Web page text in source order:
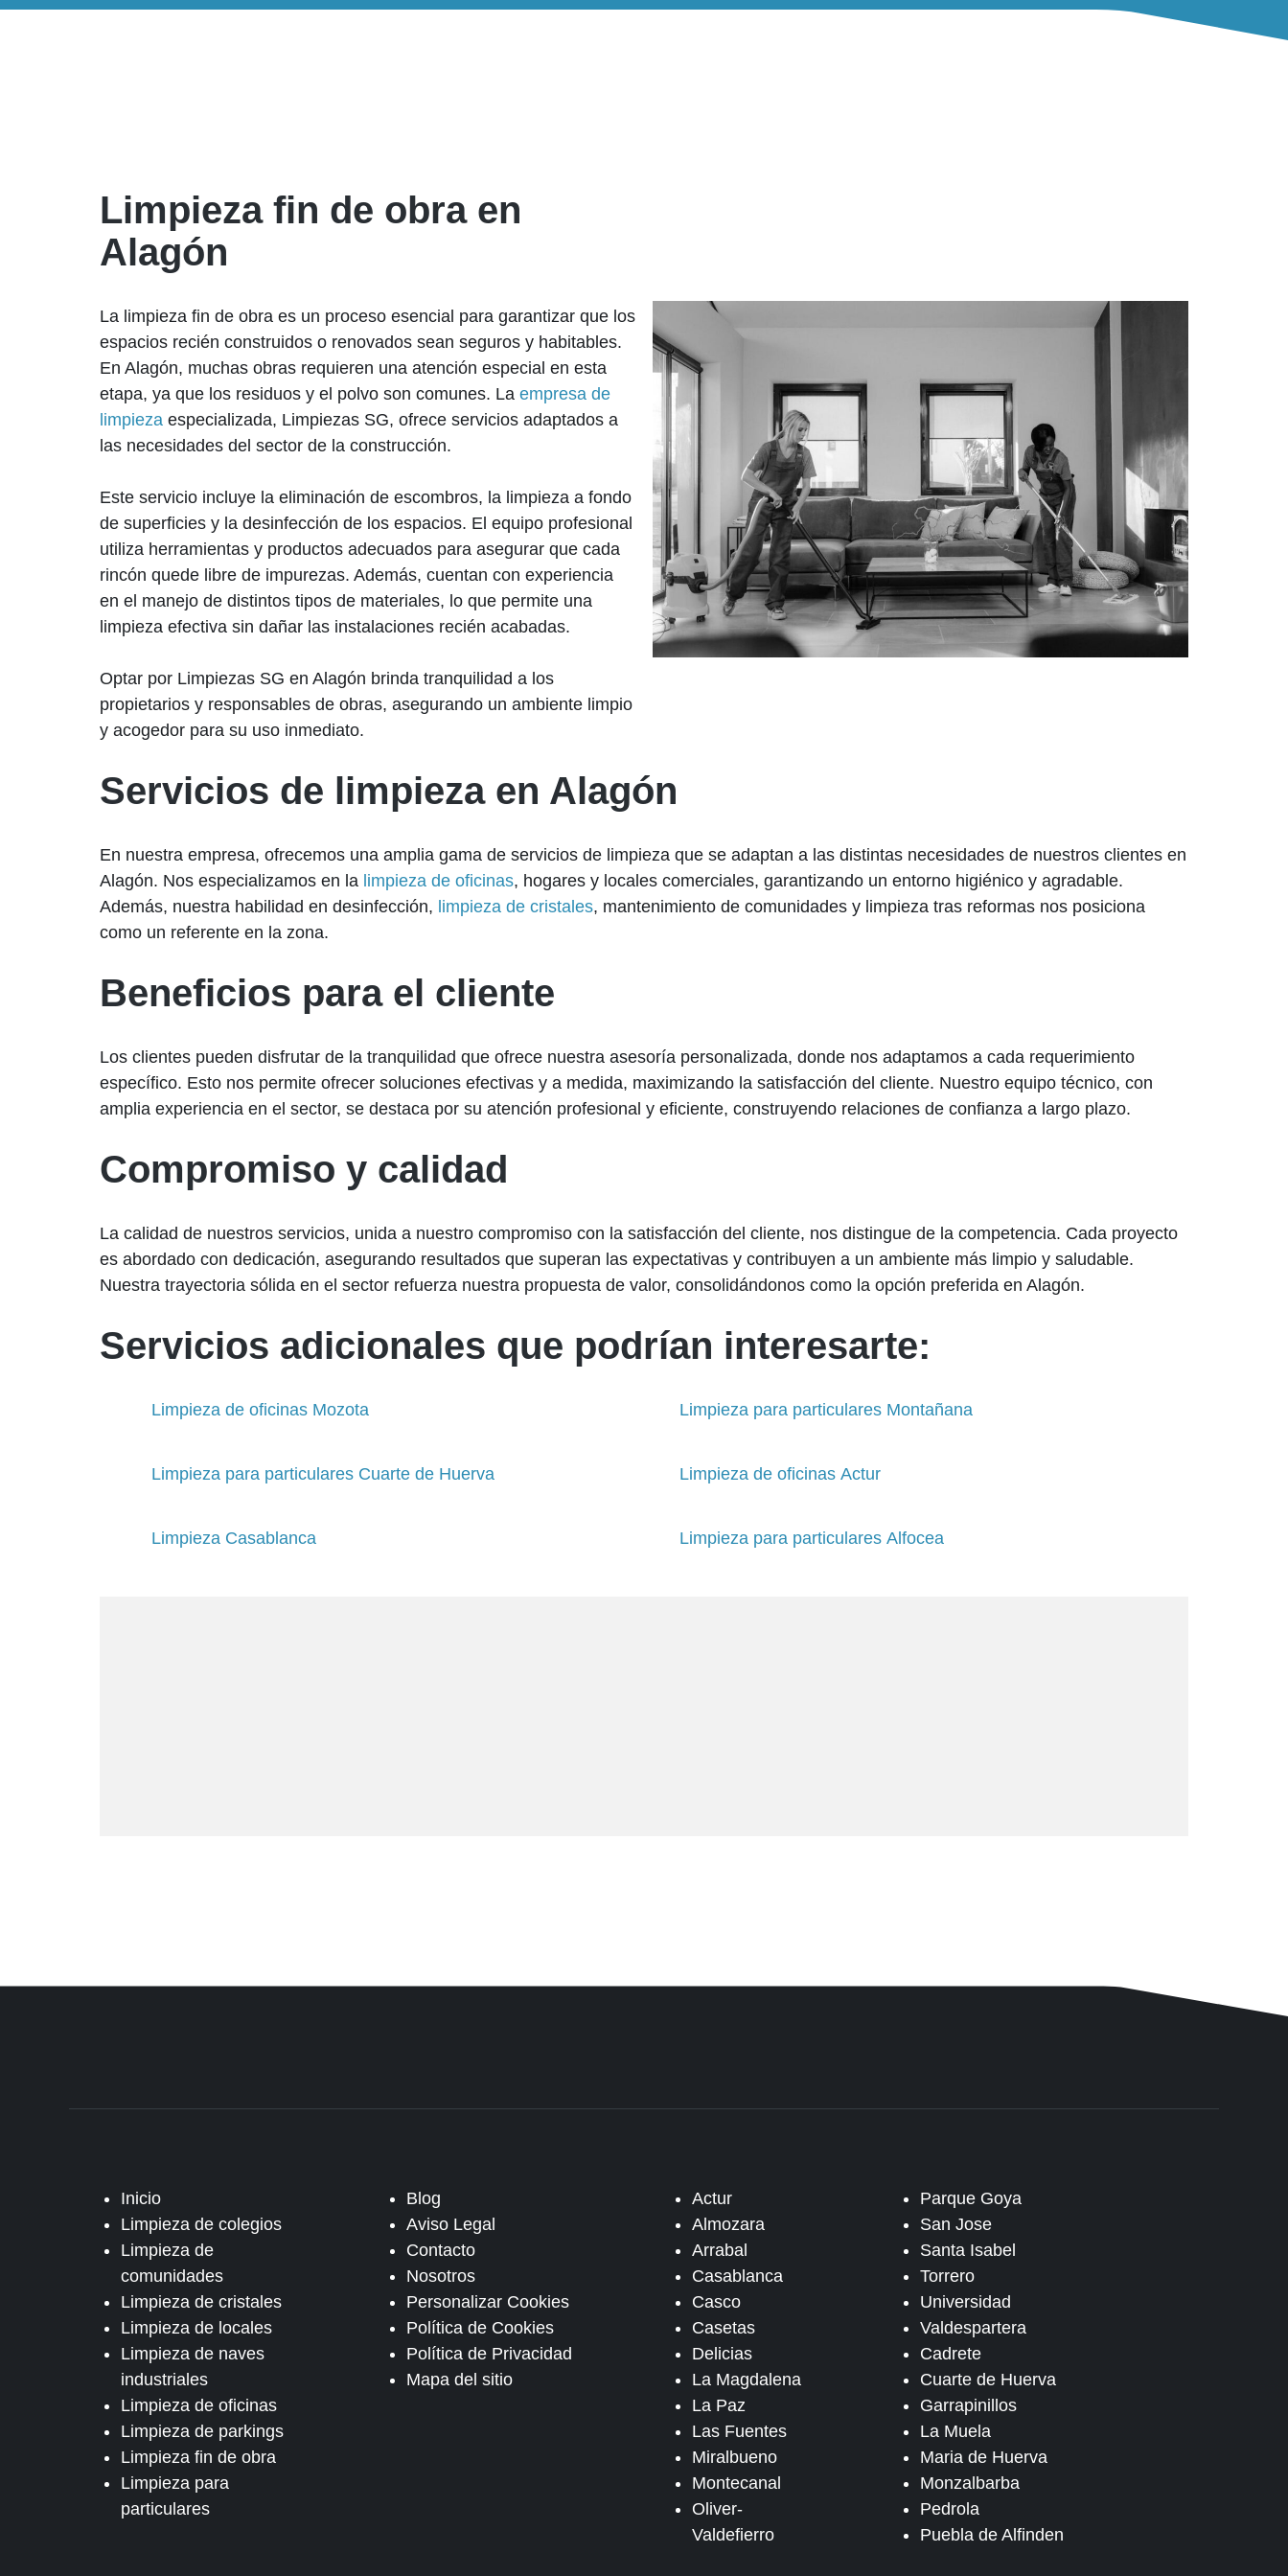
Limpieza fin de obra en
Alagón
La limpieza fin de obra es un proceso esencial para garantizar que los
espacios recién construidos o renovados sean seguros y habitables.
En Alagón, muchas obras requieren una atención especial en esta
etapa, ya que los residuos y el polvo son comunes. La empresa de
limpieza especializada, Limpiezas SG, ofrece servicios adaptados a
las necesidades del sector de la construcción.
Este servicio incluye la eliminación de escombros, la limpieza a fondo
de superficies y la desinfección de los espacios. El equipo profesional
utiliza herramientas y productos adecuados para asegurar que cada
rincón quede libre de impurezas. Además, cuentan con experiencia
en el manejo de distintos tipos de materiales, lo que permite una
limpieza efectiva sin dañar las instalaciones recién acabadas.
Optar por Limpiezas SG en Alagón brinda tranquilidad a los
propietarios y responsables de obras, asegurando un ambiente limpio
y acogedor para su uso inmediato.
Servicios de limpieza en Alagón
En nuestra empresa, ofrecemos una amplia gama de servicios de limpieza que se adaptan a las distintas necesidades de nuestros clientes en
Alagón. Nos especializamos en la limpieza de oficinas, hogares y locales comerciales, garantizando un entorno higiénico y agradable.
Además, nuestra habilidad en desinfección, limpieza de cristales, mantenimiento de comunidades y limpieza tras reformas nos posiciona
como un referente en la zona.
Beneficios para el cliente
Los clientes pueden disfrutar de la tranquilidad que ofrece nuestra asesoría personalizada, donde nos adaptamos a cada requerimiento
específico. Esto nos permite ofrecer soluciones efectivas y a medida, maximizando la satisfacción del cliente. Nuestro equipo técnico, con
amplia experiencia en el sector, se destaca por su atención profesional y eficiente, construyendo relaciones de confianza a largo plazo.
Compromiso y calidad
La calidad de nuestros servicios, unida a nuestro compromiso con la satisfacción del cliente, nos distingue de la competencia. Cada proyecto
es abordado con dedicación, asegurando resultados que superan las expectativas y contribuyen a un ambiente más limpio y saludable.
Nuestra trayectoria sólida en el sector refuerza nuestra propuesta de valor, consolidándonos como la opción preferida en Alagón.
Servicios adicionales que podrían interesarte:
Limpieza de oficinas Mozota Limpieza para particulares Montañana
Limpieza para particulares Cuarte de Huerva Limpieza de oficinas Actur
Limpieza Casablanca Limpieza para particulares Alfocea
Inicio
Limpieza de colegios
Limpieza de
comunidades
Limpieza de cristales
Limpieza de locales
Limpieza de naves
industriales
Limpieza de oficinas
Limpieza de parkings
Limpieza fin de obra
Limpieza para
particulares
Blog
Aviso Legal
Contacto
Nosotros
Personalizar Cookies
Política de Cookies
Política de Privacidad
Mapa del sitio
Actur
Almozara
Arrabal
Casablanca
Casco
Casetas
Delicias
La Magdalena
La Paz
Las Fuentes
Miralbueno
Montecanal
Oliver-
Valdefierro
Parque Goya
San Jose
Santa Isabel
Torrero
Universidad
Valdespartera
Cadrete
Cuarte de Huerva
Garrapinillos
La Muela
Maria de Huerva
Monzalbarba
Pedrola
Puebla de Alfinden